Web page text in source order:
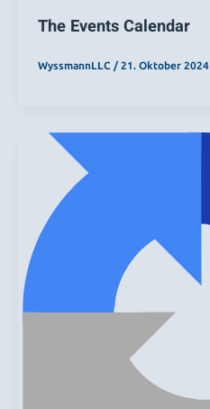
The Events Calendar
WyssmannLLC / 21. Oktober 2024